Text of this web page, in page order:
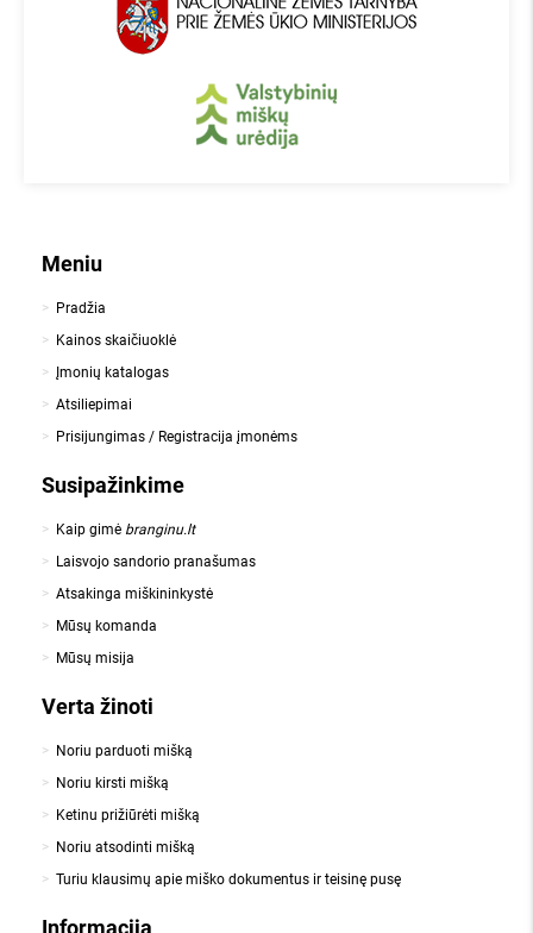
Meniu
Pradžia
Kainos skaičiuoklė
Įmonių katalogas
Atsiliepimai
Prisijungimas / Registracija įmonėms
Susipažinkime
Kaip gimė branginu.lt
Laisvojo sandorio pranašumas
Atsakinga miškininkystė
Mūsų komanda
Mūsų misija
Verta žinoti
Noriu parduoti mišką
Noriu kirsti mišką
Ketinu prižiūrėti mišką
Noriu atsodinti mišką
Turiu klausimų apie miško dokumentus ir teisinę pusę
Informacija